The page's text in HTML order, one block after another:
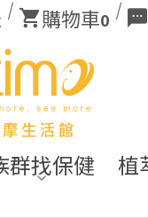
購物車0
群找保健 植